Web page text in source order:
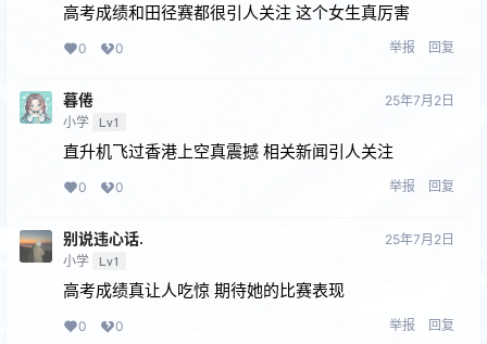
高考成绩和田径赛都很引人关注 这个女生真厉害
0 0 举报 回复
暮倦
小学 Lv1
25年7月2日
直升机飞过香港上空真震撼 相关新闻引人关注
0 0 举报 回复
别说违心话.
小学 Lv1
25年7月2日
高考成绩真让人吃惊 期待她的比赛表现
0 0 举报 回复